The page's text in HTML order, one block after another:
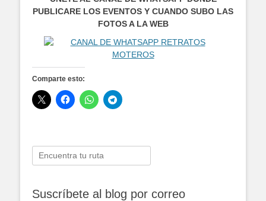
PUBLICARE LOS EVENTOS Y CUANDO SUBO LAS
FOTOS A LA WEB
Comparte esto:
Buscar:
Suscríbete al blog por correo